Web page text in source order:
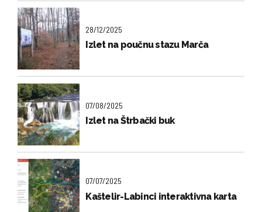
28/12/2025
Izlet na poučnu stazu Marča
07/08/2025
Izlet na Štrbački buk
07/07/2025
Kaštelir-Labinci interaktivna karta